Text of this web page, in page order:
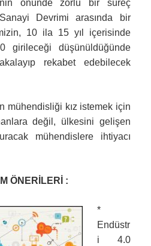
önünde zorlu bir süreç
Devrimi arasında bir
10 ila 15 yıl içerisinde
girileceği düşünüldüğünde
rekabet edebilecek
mühendisliği kız istemek için
değil, ülkesini gelişen
mühendislere ihtiyacı
ÖNERİLERİ :
*
Endüstr
i 4.0